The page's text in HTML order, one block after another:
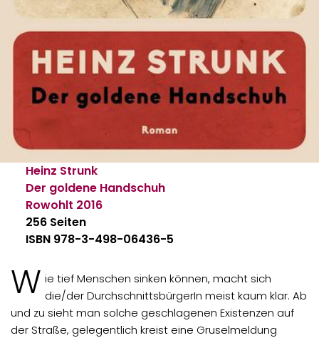
Heinz Strunk
Der goldene Handschuh
Rowohlt 2016
256 Seiten
ISBN 978-3-498-06436-5
W ie tief Menschen sinken können, macht sich
die/der DurchschnittsbürgerIn meist kaum klar. Ab
und zu sieht man solche geschlagenen Existenzen auf
der Straße, gelegentlich kreist eine Gruselmeldung